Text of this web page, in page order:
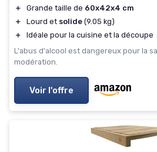
＋
Grande taille de 60x42x4 cm
＋
Lourd et solide (9.05 kg)
＋
Idéale pour la cuisine et la découpe
L'abus d'alcool est dangereux pour la
modération.
Voir l'offre